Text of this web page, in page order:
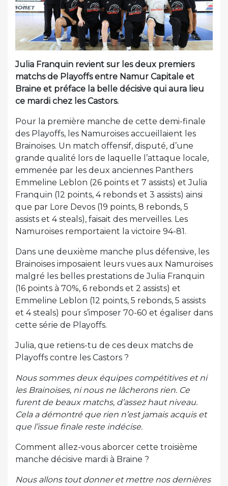
Julia Franquin revient sur les deux premiers
matchs de Playoffs entre Namur Capitale et
Braine et préface la belle décisive qui aura lieu
ce mardi chez les Castors.
Pour la première manche de cette demi-finale
des Playoffs, les Namuroises accueillaient les
Brainoises. Un match offensif, disputé, d’une
grande qualité lors de laquelle l’attaque locale,
emmenée par les deux anciennes Panthers
Emmeline Leblon (26 points et 7 assists) et Julia
Franquin (12 points, 4 rebonds et 3 assists) ainsi
que par Lore Devos (19 points, 8 rebonds, 5
assists et 4 steals), faisait des merveilles. Les
Namuroises remportaient la victoire 94-81.
Dans une deuxième manche plus défensive, les
Brainoises imposaient leurs vues aux Namuroises
malgré les belles prestations de Julia Franquin
(16 points à 70%, 6 rebonds et 2 assists) et
Emmeline Leblon (12 points, 5 rebonds, 5 assists
et 4 steals) pour s’imposer 70-60 et égaliser dans
cette série de Playoffs.
Julia, que retiens-tu de ces deux matchs de
Playoffs contre les Castors ?
Nous sommes deux équipes compétitives et ni
les Brainoises, ni nous ne lâcherons rien. Ce
furent de beaux matchs, d’assez haut niveau.
Cela a démontré que rien n’est jamais acquis et
que l’issue finale reste indécise.
Comment allez-vous aborcer cette troisième
manche décisive mardi à Braine ?
Nous allons tout donner et mettre nos dernières